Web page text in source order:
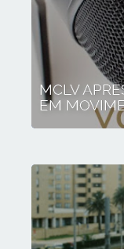
MCLV
EM